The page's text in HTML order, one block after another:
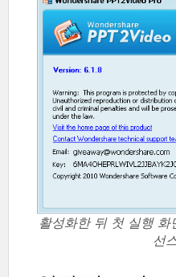
활성화한 뒤 첫 실행
선